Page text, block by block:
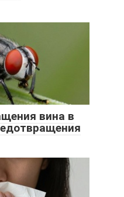
вина в